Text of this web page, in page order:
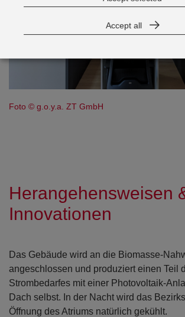
Foto © g.o.y.a. ZT GmbH
Herangehensweisen
Innovationen
Das Gebäude wird an die Biomasse-
angeschlossen und produziert einen Teil
Strombedarfes mit einer Photovoltaik-
Dach selbst. In der Nacht wird das
Öffnung des Atriums natürlich gekühlt.
Accept all